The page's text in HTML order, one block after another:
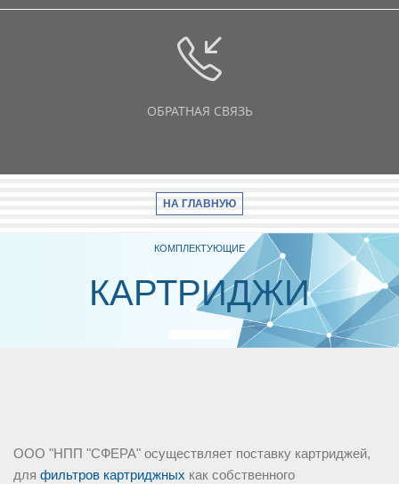
ОБРАТНАЯ СВЯЗЬ
НА ГЛАВНУЮ
КОМПЛЕКТУЮЩИЕ
КАРТРИДЖИ
ООО "НПП "СФЕРА" осуществляет поставку картриджей,
для фильтров картриджных как собственного